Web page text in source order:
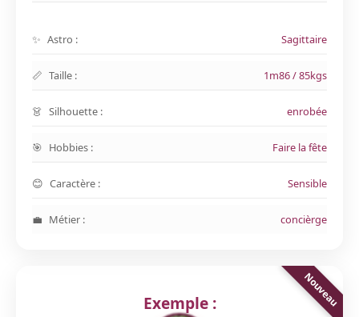
Astro : Sagittaire
Taille : 1m86 / 85kgs
Silhouette : enrobée
Hobbies : Faire la fête
Caractère : Sensible
Métier : concièrge
Exemple :